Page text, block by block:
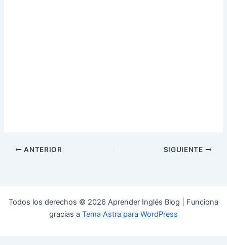
ANTERIOR SIGUIENTE
Todos los derechos © 2026 Aprender Inglés Blog | Funciona
gracias a Tema Astra para WordPress